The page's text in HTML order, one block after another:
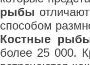
рыбы
способом
Костные
более 25 000.